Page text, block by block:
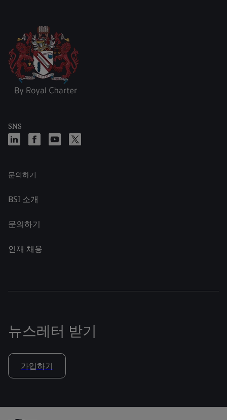
SNS
문의하기
BSI 소개
문의하기
인재 채용
뉴스레터 받기
가입하기